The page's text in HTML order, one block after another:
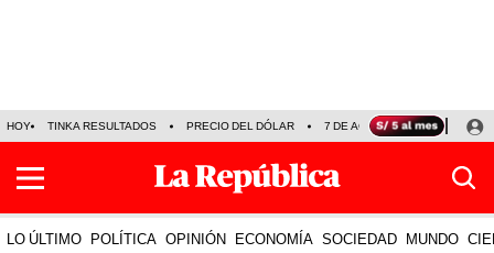
HOY TINKA RESULTADOS PRECIO DEL DÓLAR 7 DE AGOSTO OLLANTA
LO ÚLTIMO POLÍTICA OPINIÓN ECONOMÍA SOCIEDAD MUNDO